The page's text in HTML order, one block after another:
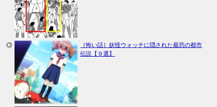
［怖い話］妖怪ウォッチに隠された最恐の都市
伝説【９選】